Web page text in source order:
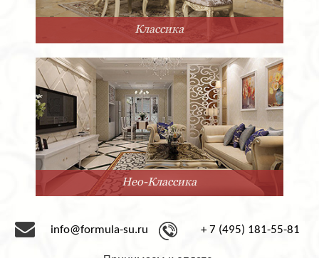
Прованс
Минимализм
info@formula-su.ru + 7 (495) 181-55-81